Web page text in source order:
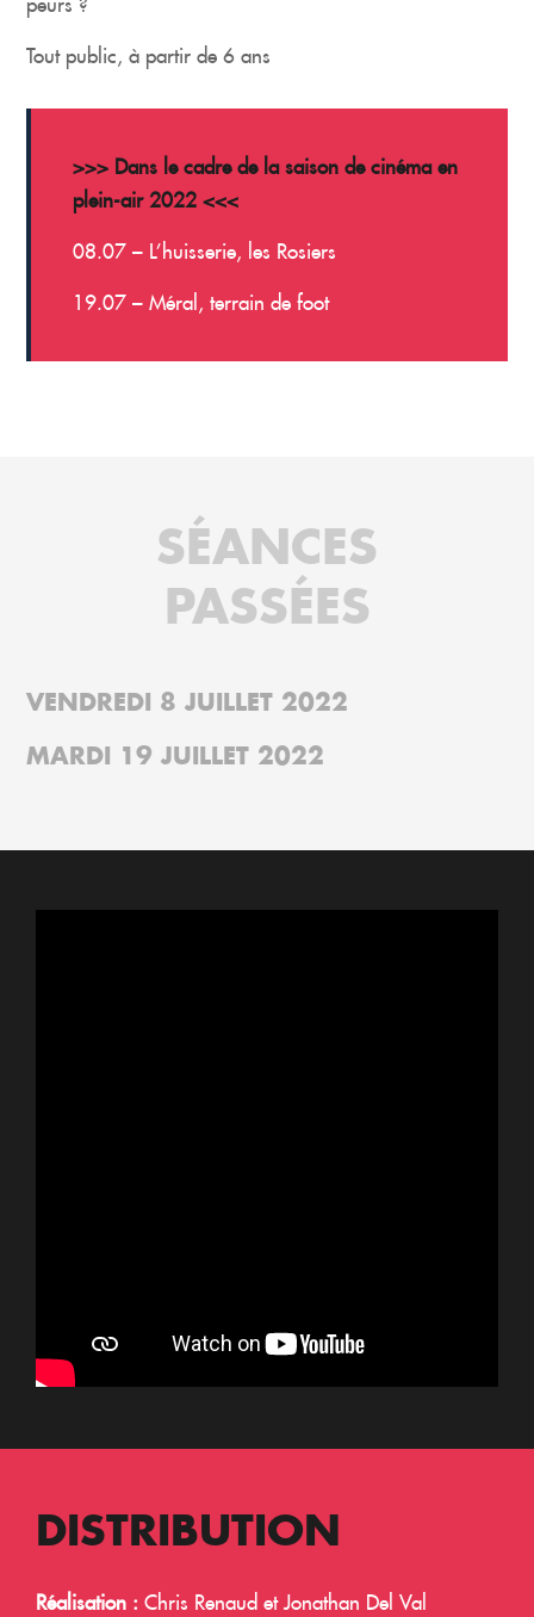
Tout public, à partir de 6 ans
>>> Dans le cadre de la saison de cinéma en
plein-air 2022 <<<
08.07 – L’huisserie, les Rosiers
19.07 – Méral, terrain de foot
SÉANCES
PASSÉES
VENDREDI 8 JUILLET 2022
MARDI 19 JUILLET 2022
DISTRIBUTION
Réalisation : Chris Renaud et Jonathan Del Val